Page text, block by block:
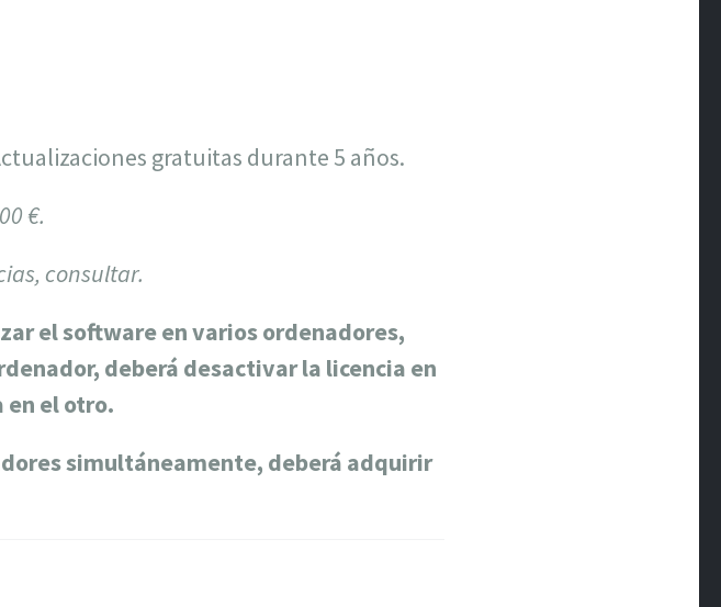
gratuitas durante 5 años.
€.
consultar.
el software en varios ordenadores,
deberá desactivar la licencia en
el otro.
simultáneamente, deberá adquirir